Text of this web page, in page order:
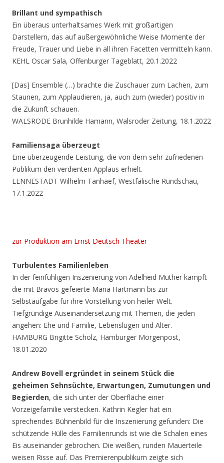
Brillant und sympathisch
Ein überaus unterhaltsames Werk mit großartigen
Darstellern, das auf außergewöhnliche Weise Momente der
Freude, Trauer und Liebe in all ihren Facetten vermitteln kann.
KEHL Oscar Sala, Offenburger Tageblatt, 20.1.2022
[Das] Ensemble (…) brachte die Zuschauer zum Lachen, zum
Staunen, zum Applaudieren, ja, auch zum (wieder) positiv in
die Zukunft schauen.
WALSRODE Brunhilde Hamann, Walsroder Zeitung, 18.1.2022
Familiensaga überzeugt
Eine überzeugende Leistung, die von dem sehr zufriedenen
Publikum den verdienten Applaus erhielt.
LENNESTADT Wilhelm Tanhaef, Westfälische Rundschau,
17.1.2022
zur Produktion am Ernst Deutsch Theater
Turbulentes Familienleben
In der feinfühligen Inszenierung von Adelheid Müther kämpft
die mit Bravos gefeierte Maria Hartmann bis zur
Selbstaufgabe für ihre Vorstellung von heiler Welt.
Tiefgründige Auseinandersetzung mit Themen, die jeden
angehen: Ehe und Familie, Lebenslügen und Alter.
HAMBURG Brigitte Scholz, Hamburger Morgenpost,
18.01.2020
Andrew Bovell ergründet in seinem Stück die
geheimen Sehnsüchte, Erwartungen, Zumutungen und
Begierden, die sich unter der Oberfläche einer
Vorzeigefamilie verstecken. Kathrin Kegler hat ein
sprechendes Bühnenbild für die Inszenierung gefunden: Die
schützende Hülle des Familienrunds ist wie die Schalen eines
Eis auseinander gebrochen. Die weißen, runden Mauerteile
weisen Risse auf. Das Premierenpublikum zeigte sich